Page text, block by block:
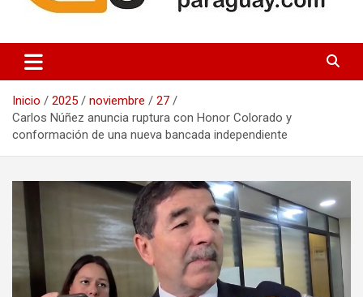
Agenda Paraguay
Inicio 2025 noviembre
27
Carlos Núñez anuncia ruptura con Honor Colorado y
conformación de una nueva bancada independiente